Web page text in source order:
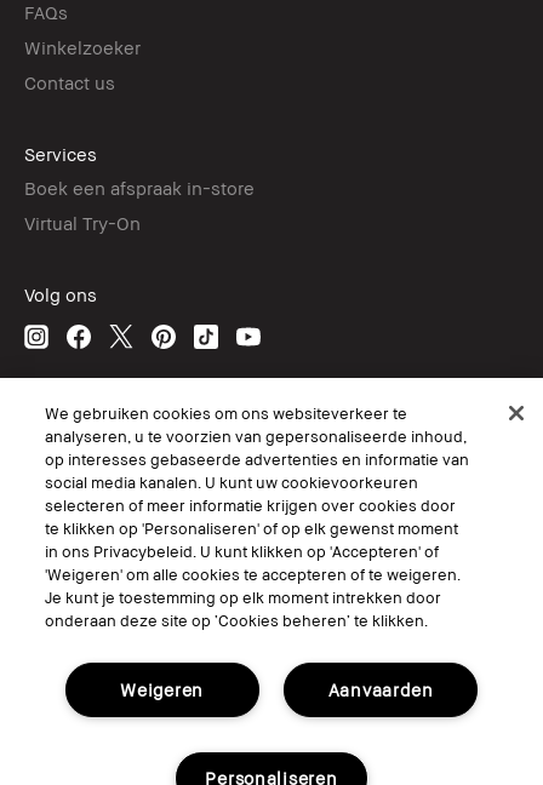
FAQs
Winkelzoeker
Contact us
Services
Boek een afspraak in-store
Virtual Try-On
Volg ons
© Bobbi Brown Professional Cosmetics, Inc. All worldwide rights reserved.
Algemene voorwaarden
Mijn persoonlijke informatie niet verkopen of delen/Gerichte
advertenties
Het gebruik van mijn gevoelige persoonlijke informatie beperken.
Privacybeleid
Toegankelijkheid
Site Cookies beheren
We gebruiken cookies om ons websiteverkeer te
analyseren, u te voorzien van gepersonaliseerde inhoud,
op interesses gebaseerde advertenties en informatie van
social media kanalen. U kunt uw cookievoorkeuren
selecteren of meer informatie krijgen over cookies door
te klikken op 'Personaliseren' of op elk gewenst moment
in ons Privacybeleid. U kunt klikken op 'Accepteren' of
'Weigeren' om alle cookies te accepteren of te weigeren.
Je kunt je toestemming op elk moment intrekken door
onderaan deze site op ‘Cookies beheren’ te klikken.
Aanvaarden
Weigeren
Personaliseren